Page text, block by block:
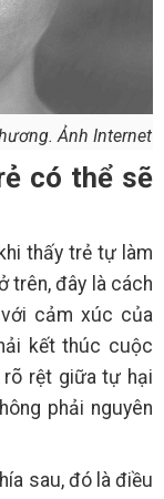
Ảnh Internet
có thể sẽ
thấy trẻ tự làm
trên, đây là cách
cảm xúc của
kết thúc cuộc
rệt giữa tự hại
phải nguyên
sau, đó là điều